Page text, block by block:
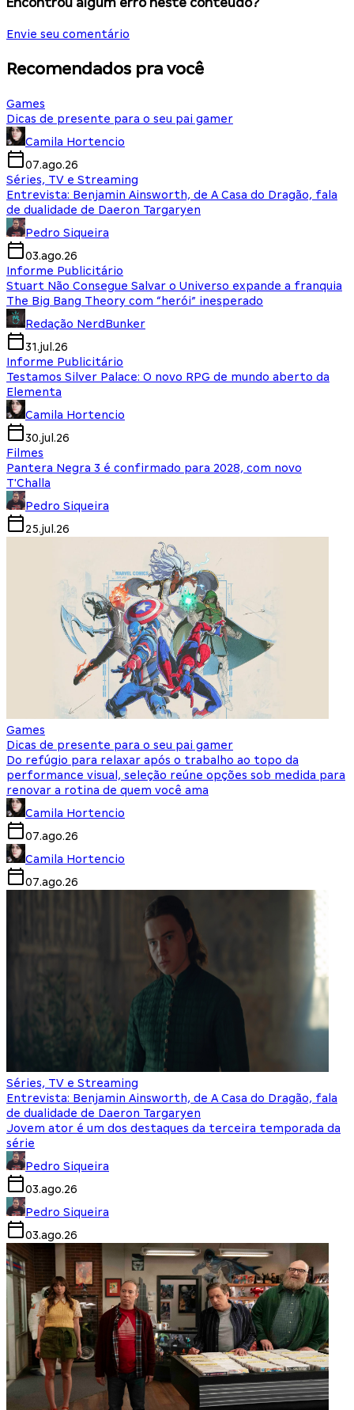
Encontrou algum erro neste conteúdo?
Envie seu comentário
Recomendados pra você
Games
Dicas de presente para o seu pai gamer
Camila Hortencio
07.ago.26
Séries, TV e Streaming
Entrevista: Benjamin Ainsworth, de A Casa do Dragão, fala
de dualidade de Daeron Targaryen
Pedro Siqueira
03.ago.26
Informe Publicitário
Stuart Não Consegue Salvar o Universo expande a franquia
The Big Bang Theory com “herói” inesperado
Redação NerdBunker
31.jul.26
Informe Publicitário
Testamos Silver Palace: O novo RPG de mundo aberto da
Elementa
Camila Hortencio
30.jul.26
Filmes
Pantera Negra 3 é confirmado para 2028, com novo
T'Challa
Pedro Siqueira
25.jul.26
Games
Dicas de presente para o seu pai gamer
Do refúgio para relaxar após o trabalho ao topo da
performance visual, seleção reúne opções sob medida para
renovar a rotina de quem você ama
Camila Hortencio
07.ago.26
Camila Hortencio
07.ago.26
Séries, TV e Streaming
Entrevista: Benjamin Ainsworth, de A Casa do Dragão, fala
de dualidade de Daeron Targaryen
Jovem ator é um dos destaques da terceira temporada da
série
Pedro Siqueira
03.ago.26
Pedro Siqueira
03.ago.26